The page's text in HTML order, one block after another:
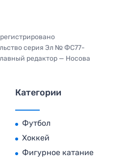
серия Эл № ФС77-
редактор — Носова
Категории
Футбол
Хоккей
Фигурное катание